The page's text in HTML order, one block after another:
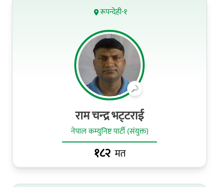
रूपन्देही-१
राम चन्‍द्र भट्‍टराई
नेपाल कम्युनिष्ट पार्टी (संयुक्त)
१८२ मत